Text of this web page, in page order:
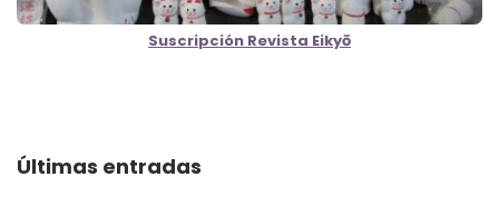
Suscripción Revista Eikyō
Últimas entradas